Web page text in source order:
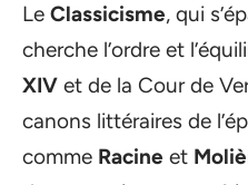
Le Classicisme, qui
cherche l’ordre et
XIV et de la Cour de
canons littéraires de
comme Racine et